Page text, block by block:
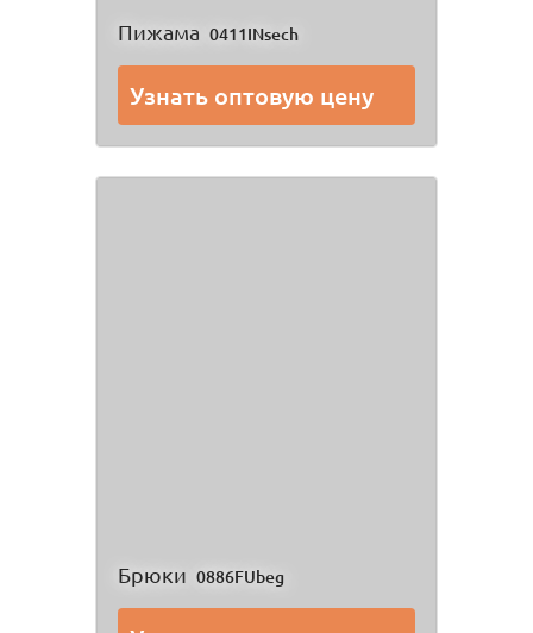
Пижама 0411INsech
Узнать оптовую цену
Брюки 0886FUbeg